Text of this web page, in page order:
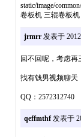
static/image/
卷板机 三辊卷板
jrmrr发表于
回不回呢，考虑再
找有钱男视频聊天
QQ：2572312740
qeffmthf发表于